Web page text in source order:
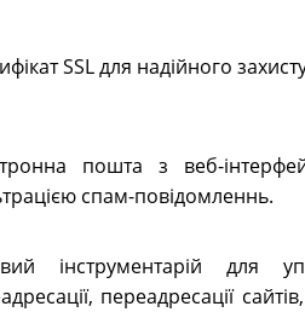
SSL для надійного
пошта з веб-
спам-повідомленнь.
інструментарій для
переадресації